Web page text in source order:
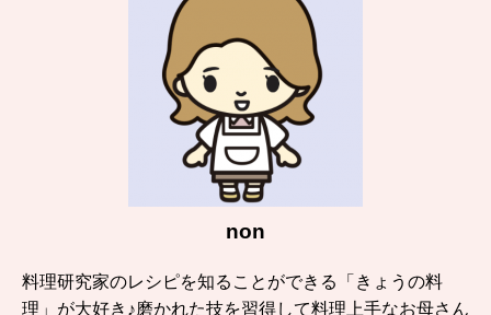
non
料理研究家のレシピを知ることができる「きょうの料
理」が大好き♪磨かれた技を習得して料理上手なお母さん